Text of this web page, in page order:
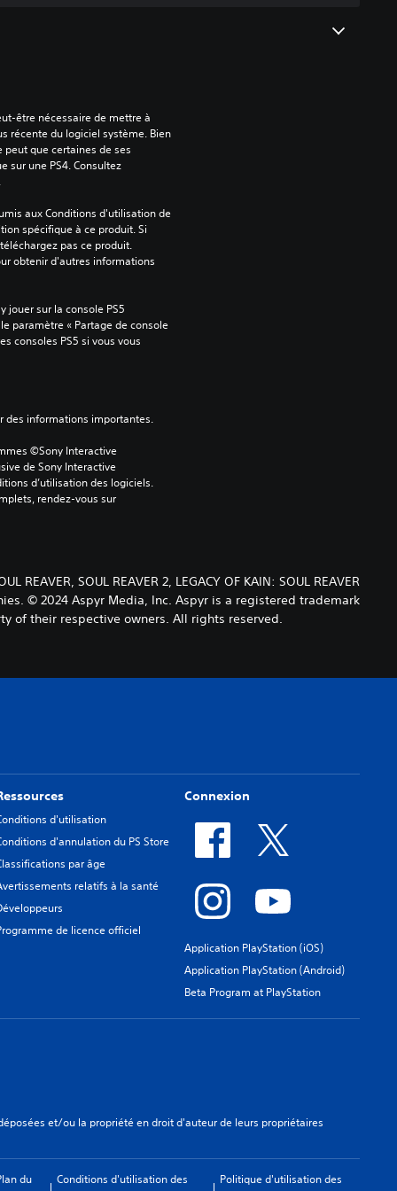
être nécessaire de mettre à
récente du logiciel système. Bien
peut que certaines de ses
sur une PS4. Consultez
aux Conditions d'utilisation de
spécifique à ce produit. Si
pas ce produit.
obtenir d'autres informations
jouer sur la console PS5
paramètre « Partage de console
consoles PS5 si vous vous
des informations importantes.
©Sony Interactive
de Sony Interactive
d’utilisation des logiciels.
rendez-vous sur
SOUL REAVER 2, LEGACY OF KAIN: SOUL REAVER
© 2024 Aspyr Media, Inc. Aspyr is a registered trademark
of their respective owners. All rights reserved.
d'utilisation
d'annulation du PS Store
par âge
relatifs à la santé
de licence officiel
Connexion
Application PlayStation (iOS)
Application PlayStation (Android)
Beta Program at PlayStation
et/ou la propriété en droit d'auteur de leurs propriétaires
du
Conditions d'utilisation des
Politique d'utilisation des